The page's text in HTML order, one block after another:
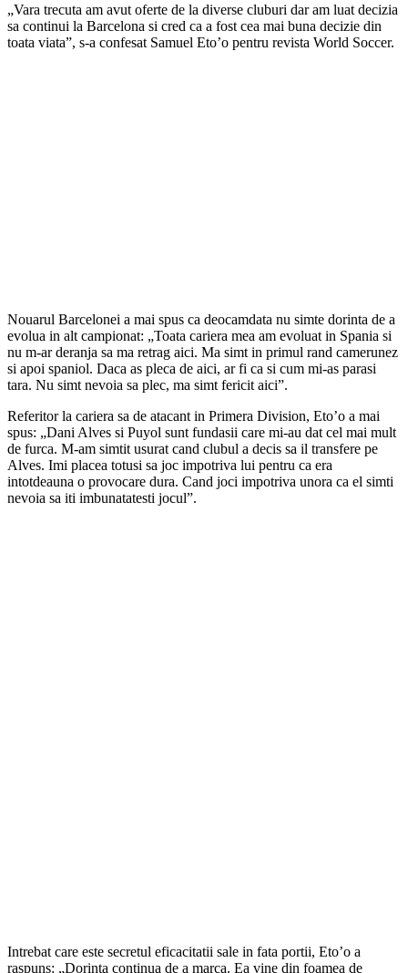
„Vara trecuta am avut oferte de la diverse cluburi dar am luat decizia
sa continui la Barcelona si cred ca a fost cea mai buna decizie din
toata viata”, s-a confesat Samuel Eto’o pentru revista World Soccer.
Nouarul Barcelonei a mai spus ca deocamdata nu simte dorinta de a
evolua in alt campionat: „Toata cariera mea am evoluat in Spania si
nu m-ar deranja sa ma retrag aici. Ma simt in primul rand camerunez
si apoi spaniol. Daca as pleca de aici, ar fi ca si cum mi-as parasi
tara. Nu simt nevoia sa plec, ma simt fericit aici”.
Referitor la cariera sa de atacant in Primera Division, Eto’o a mai
spus: „Dani Alves si Puyol sunt fundasii care mi-au dat cel mai mult
de furca. M-am simtit usurat cand clubul a decis sa il transfere pe
Alves. Imi placea totusi sa joc impotriva lui pentru ca era
intotdeauna o provocare dura. Cand joci impotriva unora ca el simti
nevoia sa iti imbunatatesti jocul”.
Intrebat care este secretul eficacitatii sale in fata portii, Eto’o a
raspuns: „Dorinta continua de a marca. Ea vine din foamea de